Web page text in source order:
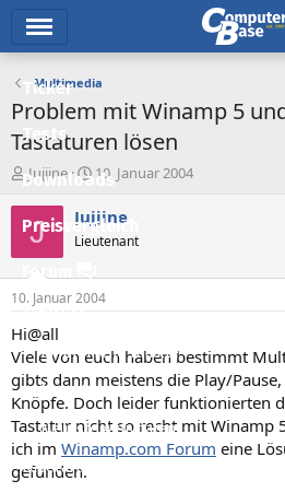
Ticker
Tests
Downloads
Preisvergleich
Forum
Aktuelles
Empfohlene Inhalte
Neue Beiträge
Neueste Aktivitäten
Leserartikel
Multimedia
Problem mit Winamp 5
Tastaturen lösen
E
r
s
t
e
r
Jujjine
E
r
s
t
e
l
t
10. Januar 2004
J Jujjine
Lieutenant
10. Januar 2004
Hi@all
Viele von euch haben bestimmt
gibts dann meistens die Play/
Knöpfe. Doch leider funktionierten
Tastatur nicht so recht mit Winamp
ich im Winamp.com Forum eine
gefunden.